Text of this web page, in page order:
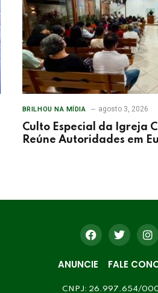
BRILHOU NA MÍDIA agosto 3, 2026
Culto Especial da Igreja
Reúne Autoridades em
ANUNCIE FALE
CNPJ: 26.997.654/